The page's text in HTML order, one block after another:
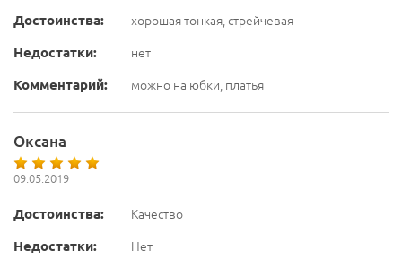
Достоинства:
хорошая тонкая, стрейчевая
Недостатки:
нет
Комментарий:
можно на юбки, платья
Оксана
09.05.2019
Достоинства:
Качество
Недостатки:
Нет